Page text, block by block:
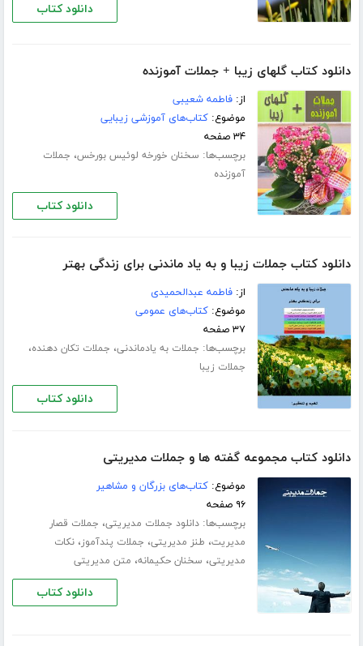
دانلود کتاب
دانلود کتاب گلهای زیبا + جملات آموزنده
از:فاطمه شعیبی
موضوع:کتاب‌های آموزشی زیبایی
۳۴ صفحه
برچسب‌ها: سخنان خورخه لوئیس بورخس، جملات
آموزنده
دانلود کتاب
دانلود کتاب جملات زیبا و به یاد ماندنی برای زندگی بهتر
از:فاطمه عبدالحمیدی
موضوع:کتاب‌های عمومی
۳۷ صفحه
برچسب‌ها: جملات به یادماندنی، جملات تکان دهنده،
جملات زیبا
دانلود کتاب
دانلود کتاب مجموعه گفته ها و جملات مدیریتی
موضوع:کتاب‌های بزرگان و مشاهیر
۹۶ صفحه
برچسب‌ها:دانلود جملات مدیریتی، جملات قصار
مدیریت، طنز مدیریتی، جملات پندآموز،نکات
مدیریتی، سخنان حکیمانه، متن مدیریتی
دانلود کتاب